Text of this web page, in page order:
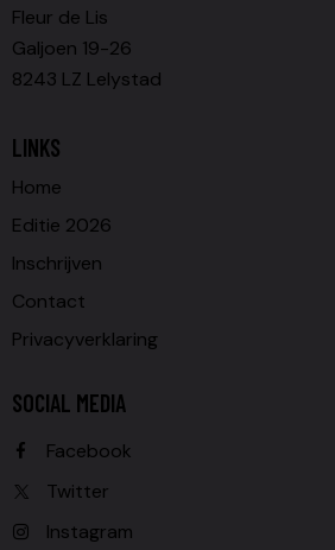
Fleur de Lis
Galjoen 19-26
8243 LZ Lelystad
LINKS
Home
Editie 2026
Inschrijven
Contact
Privacyverklaring
SOCIAL MEDIA
Facebook
Twitter
Instagram